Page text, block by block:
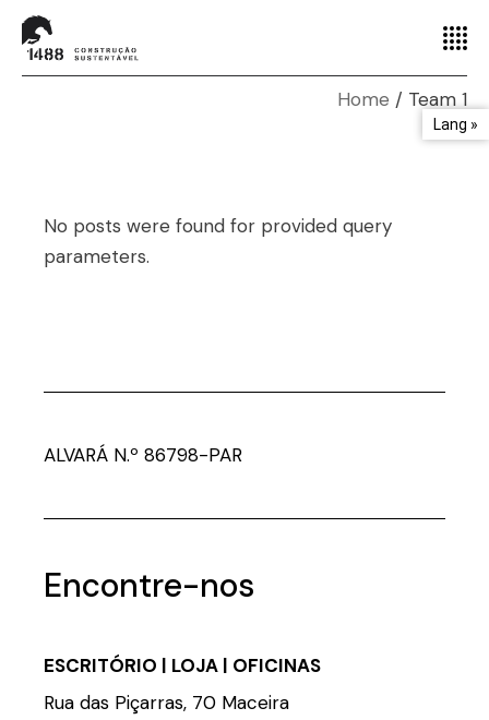
Home Team 1
No posts were found for provided query
parameters.
ALVARÁ N.º 86798-PAR
Encontre-nos
ESCRITÓRIO | LOJA | OFICINAS
Rua das Piçarras, 70 Maceira
Lang »